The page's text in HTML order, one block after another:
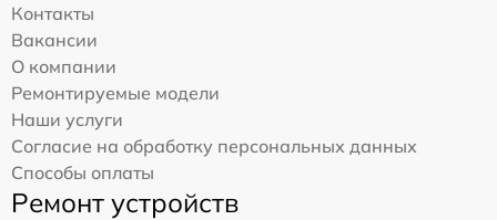
Контакты
Вакансии
О компании
Ремонтируемые модели
Наши услуги
Согласие на обработку персональных данных
Способы оплаты
Ремонт устройств